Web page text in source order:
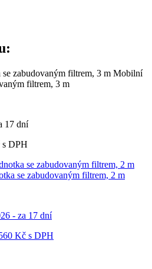
Mobilní
filtrem, 3 m
17 dní
s DPH
se zabudovaným filtrem, 2 m
- za 17 dní
Kč s DPH